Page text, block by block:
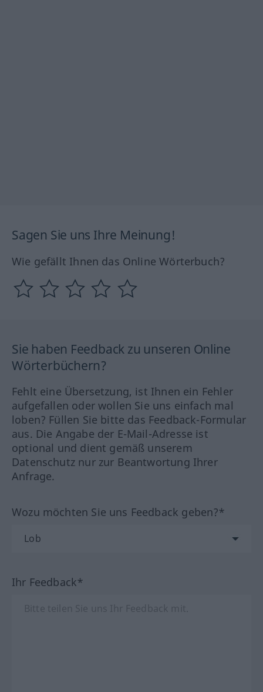
Sagen Sie uns Ihre Meinung!
Wie gefällt Ihnen das Online Wörterbuch?
Sie haben Feedback zu unseren Online
Wörterbüchern?
Fehlt eine Übersetzung, ist Ihnen ein Fehler
aufgefallen oder wollen Sie uns einfach mal
loben? Füllen Sie bitte das Feedback-Formular
aus. Die Angabe der E-Mail-Adresse ist
optional und dient gemäß unserem
Datenschutz nur zur Beantwortung Ihrer
Anfrage.
Wozu möchten Sie uns Feedback geben?*
Ihr Feedback*